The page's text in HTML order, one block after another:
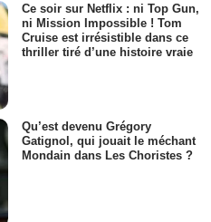
Ce soir sur Netflix : ni Top Gun,
ni Mission Impossible ! Tom
Cruise est irrésistible dans ce
thriller tiré d’une histoire vraie
Qu’est devenu Grégory
Gatignol, qui jouait le méchant
Mondain dans Les Choristes ?